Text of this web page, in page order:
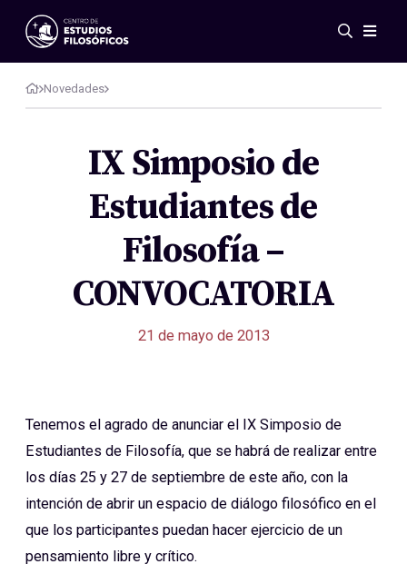
Eventos
Novedades
Investigación
Publicaciones
Acerca de nosotros
Reglamento
Novedades
IX Simposio de
Estudiantes de
Filosofía –
CONVOCATORIA
21 de mayo de 2013
Tenemos el agrado de anunciar el IX Simposio de
Estudiantes de Filosofía, que se habrá de realizar entre
los días 25 y 27 de septiembre de este año, con la
intención de abrir un espacio de diálogo filosófico en el
que los participantes puedan hacer ejercicio de un
pensamiento libre y crítico.